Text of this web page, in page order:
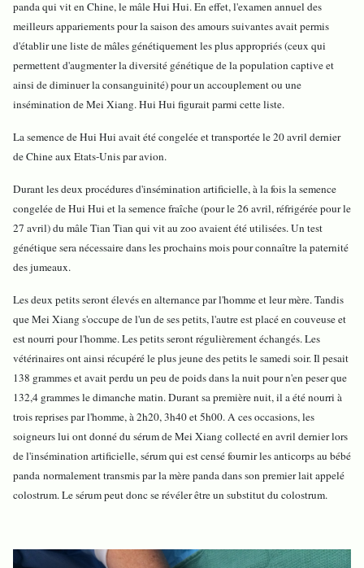
panda qui vit en Chine, le mâle Hui Hui. En effet, l'examen annuel des
meilleurs appariements pour la saison des amours suivantes avait permis
d'établir une liste de mâles génétiquement les plus appropriés (ceux qui
permettent d'augmenter la diversité génétique de la population captive et
ainsi de diminuer la consanguinité) pour un accouplement ou une
insémination de Mei Xiang. Hui Hui figurait parmi cette liste.
La semence de Hui Hui avait été congelée et transportée le 20 avril dernier
de Chine aux Etats-Unis par avion.
Durant les deux procédures d'insémination artificielle, à la fois la semence
congelée de Hui Hui et la semence fraîche (pour le 26 avril, réfrigérée pour le
27 avril) du mâle Tian Tian qui vit au zoo avaient été utilisées. Un test
génétique sera nécessaire dans les prochains mois pour connaître la paternité
des jumeaux.
Les deux petits seront élevés en alternance par l'homme et leur mère. Tandis
que Mei Xiang s'occupe de l'un de ses petits, l'autre est placé en couveuse et
est nourri pour l'homme. Les petits seront régulièrement échangés. Les
vétérinaires ont ainsi récupéré le plus jeune des petits le samedi soir. Il pesait
138 grammes et avait perdu un peu de poids dans la nuit pour n'en peser que
132,4 grammes le dimanche matin. Durant sa première nuit, il a été nourri à
trois reprises par l'homme, à 2h20, 3h40 et 5h00. A ces occasions, les
soigneurs lui ont donné du sérum de Mei Xiang collecté en avril dernier lors
de l'insémination artificielle, sérum qui est censé fournir les anticorps au bébé
panda normalement transmis par la mère panda dans son premier lait appelé
colostrum. Le sérum peut donc se révéler être un substitut du colostrum.